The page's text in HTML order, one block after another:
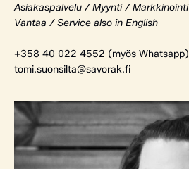
Asiakaspalvelu / Myynti / Markkinointi
Vantaa / Service also in English
+358 40 022 4552 (myös Whatsapp)
tomi.suonsilta@savorak.fi